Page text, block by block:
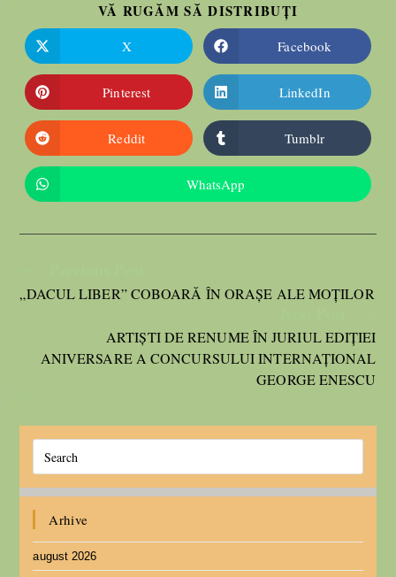
VĂ RUGĂM SĂ DISTRIBUȚI
X Facebook
Pinterest LinkedIn
Reddit Tumblr
WhatsApp
„DACUL LIBER” COBOARĂ ÎN ORAȘE ALE MOȚILOR
ARTIȘTI DE RENUME ÎN JURIUL EDIȚIEI
ANIVERSARE A CONCURSULUI INTERNAȚIONAL
GEORGE ENESCU
Arhive
august 2026